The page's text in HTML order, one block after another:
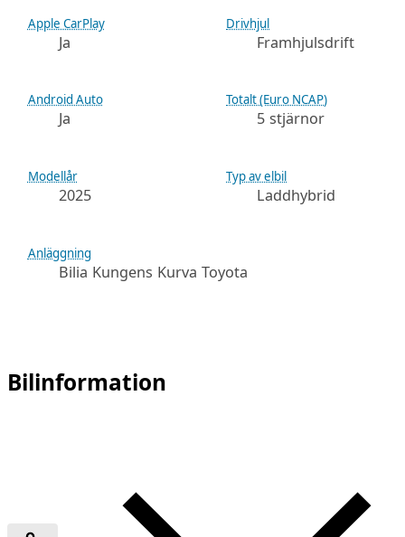
Apple CarPlay
Ja
Drivhjul
Framhjulsdrift
Android Auto
Ja
Totalt (Euro NCAP)
5 stjärnor
Modellår
2025
Typ av elbil
Laddhybrid
Anläggning
Bilia Kungens Kurva Toyota
Bilinformation